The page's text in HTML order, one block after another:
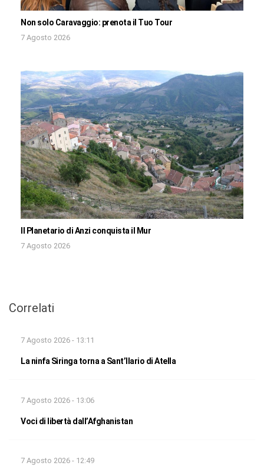
Non solo Caravaggio: prenota il Tuo Tour
7 Agosto 2026
Il Planetario di Anzi conquista il Mur
7 Agosto 2026
Correlati
7 Agosto 2026 - 13:11
La ninfa Siringa torna a Sant’Ilario di Atella
7 Agosto 2026 - 13:06
Voci di libertà dall’Afghanistan
7 Agosto 2026 - 12:49